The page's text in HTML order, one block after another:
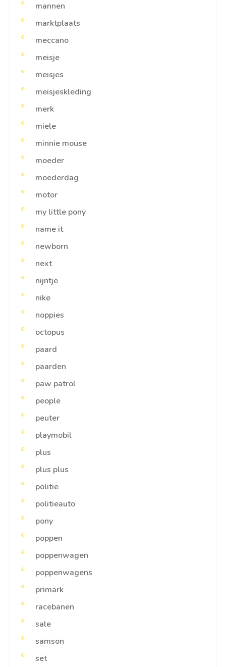
mannen
marktplaats
meccano
meisje
meisjes
meisjeskleding
merk
miele
minnie mouse
moeder
moederdag
motor
my little pony
name it
newborn
next
nijntje
nike
noppies
octopus
paard
paarden
paw patrol
people
peuter
playmobil
plus
plus plus
politie
politieauto
pony
poppen
poppenwagen
poppenwagens
primark
racebanen
sale
samson
set